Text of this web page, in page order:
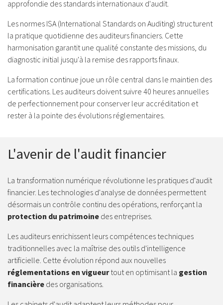
approfondie des standards internationaux d'audit.
Les normes ISA (International Standards on Auditing) structurent
la pratique quotidienne des auditeurs financiers. Cette
harmonisation garantit une qualité constante des missions, du
diagnostic initial jusqu'à la remise des rapports finaux.
La formation continue joue un rôle central dans le maintien des
certifications. Les auditeurs doivent suivre 40 heures annuelles
de perfectionnement pour conserver leur accréditation et
rester à la pointe des évolutions réglementaires.
L'avenir de l'audit financier
La transformation numérique révolutionne les pratiques d'audit
financier. Les technologies d'analyse de données permettent
désormais un contrôle continu des opérations, renforçant la
protection du patrimoine des entreprises.
Les auditeurs enrichissent leurs compétences techniques
traditionnelles avec la maîtrise des outils d'intelligence
artificielle. Cette évolution répond aux nouvelles
réglementations en vigueurtout en optimisant la gestion
financière des organisations.